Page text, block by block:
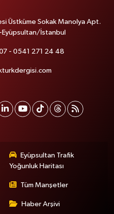
Üstküme Sokak Manolya Apt.
Eyüpsultan/İstanbul
- 0541 271 24 48
Eyüpsultan Trafik
Yoğunluk Haritası
Tüm Manşetler
Haber Arşivi